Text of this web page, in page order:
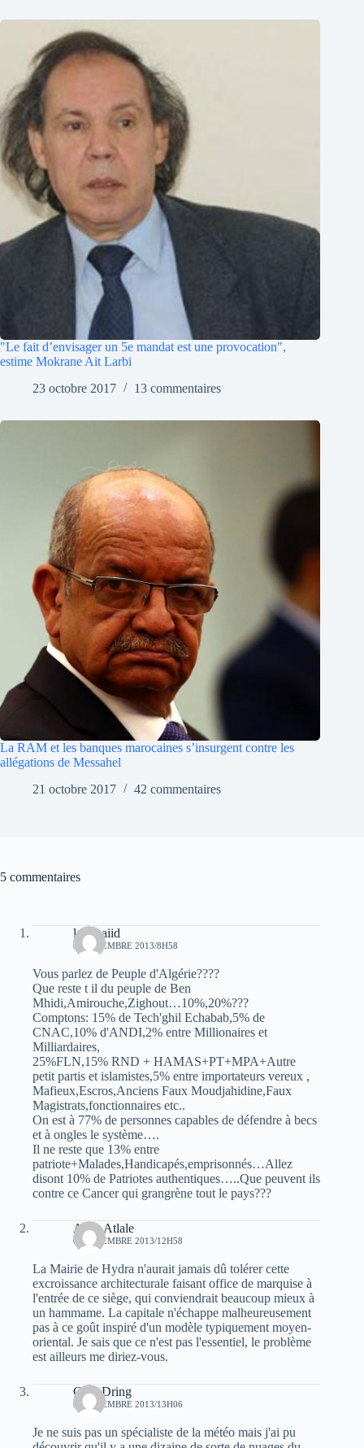
"Le fait d’envisager un 5e mandat est une provocation",
estime Mokrane Ait Larbi
23 octobre 2017
13 commentaires
La RAM et les banques marocaines s’insurgent contre les
allégations de Messahel
21 octobre 2017
42 commentaires
5 commentaires
laid baiid
6 SEPTEMBRE 2013/8H58
Vous parlez de Peuple d'Algérie????
Que reste t il du peuple de Ben
Mhidi,Amirouche,Zighout…10%,20%???
Comptons: 15% de Tech'ghil Echabab,5% de
CNAC,10% d'ANDI,2% entre Millionaires et
Milliardaires,
25%FLN,15% RND + HAMAS+PT+MPA+Autre
petit partis et islamistes,5% entre importateurs vereux ,
Mafieux,Escros,Anciens Faux Moudjahidine,Faux
Magistrats,fonctionnaires etc..
On est à 77% de personnes capables de défendre à becs
et à ongles le système….
Il ne reste que 13% entre
patriote+Malades,Handicapés,emprisonnés…Allez
disont 10% de Patriotes authentiques…..Que peuvent ils
contre ce Cancer qui grangrène tout le pays???
Atala Atlale
6 SEPTEMBRE 2013/12H58
La Mairie de Hydra n'aurait jamais dû tolérer cette
excroissance architecturale faisant office de marquise à
l'entrée de ce siège, qui conviendrait beaucoup mieux à
un hammame. La capitale n'échappe malheureusement
pas à ce goût inspiré d'un modèle typiquement moyen-
oriental. Je sais que ce n'est pas l'essentiel, le problème
est ailleurs me diriez-vous.
Guel Dring
6 SEPTEMBRE 2013/13H06
Je ne suis pas un spécialiste de la météo mais j'ai pu